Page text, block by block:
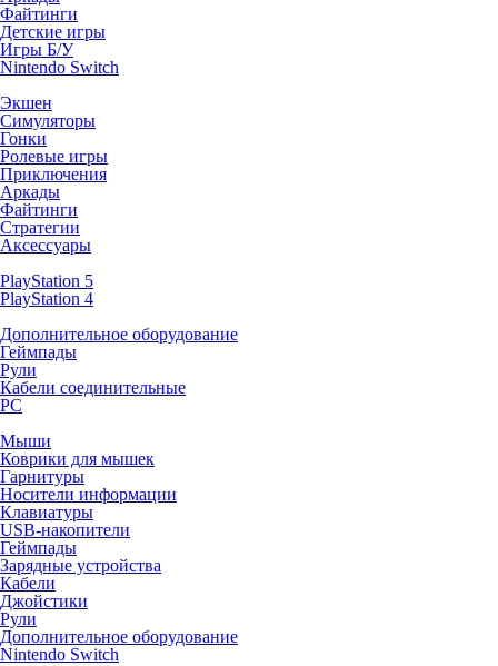
Файтинги
Детские игры
Игры Б/У
Nintendo Switch
Экшен
Симуляторы
Гонки
Ролевые игры
Приключения
Аркады
Файтинги
Стратегии
Аксессуары
PlayStation 5
PlayStation 4
Дополнительное оборудование
Геймпады
Рули
Кабели соединительные
PC
Мыши
Коврики для мышек
Гарнитуры
Носители информации
Клавиатуры
USB-накопители
Геймпады
Зарядные устройства
Кабели
Джойстики
Рули
Дополнительное оборудование
Nintendo Switch